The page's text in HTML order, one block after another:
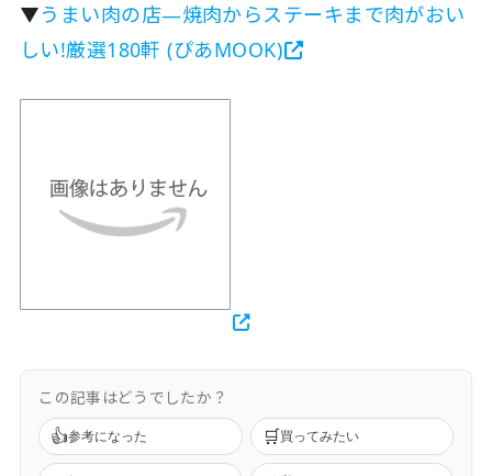
▼うまい肉の店―焼肉からステーキまで肉がおい
しい!厳選180軒 (ぴあMOOK)
この記事はどうでしたか？
👍参考になった 🛒 買ってみたい